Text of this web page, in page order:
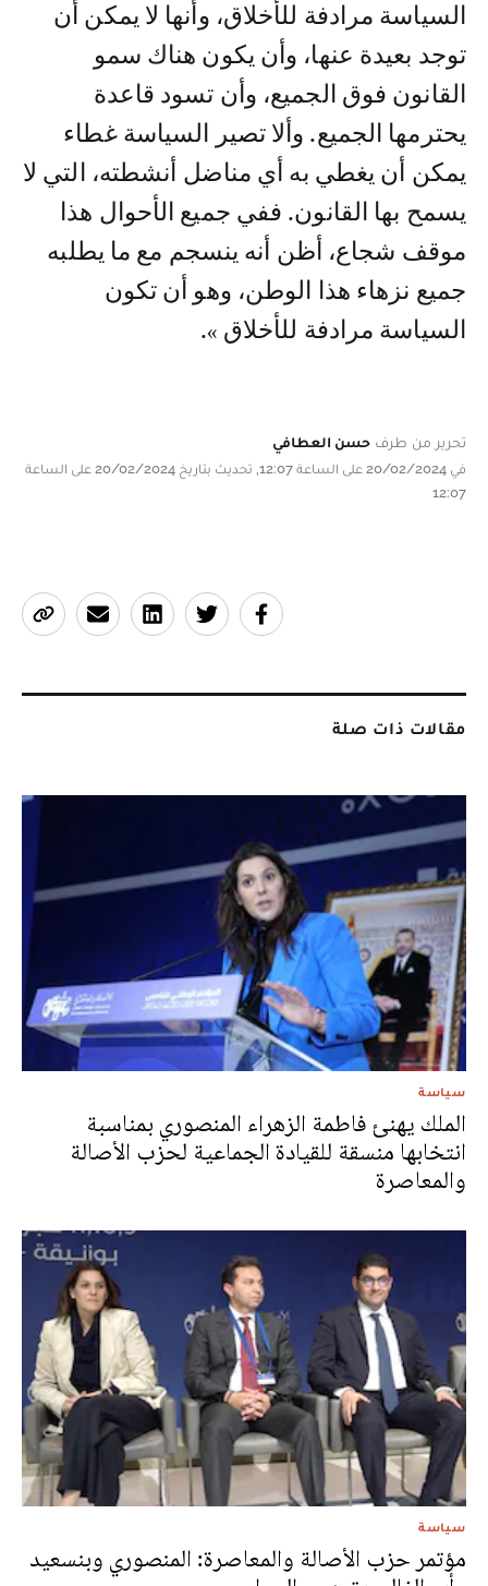
السياسة مرادفة للأخلاق، وأنها لا يمكن أن
توجد بعيدة عنها، وأن يكون هناك سمو
القانون فوق الجميع، وأن تسود قاعدة
يحترمها الجميع. وألا تصير السياسة غطاء
يمكن أن يغطي به أي مناضل أنشطته، التي لا
يسمح بها القانون. ففي جميع الأحوال هذا
موقف شجاع، أظن أنه ينسجم مع ما يطلبه
جميع نزهاء هذا الوطن، وهو أن تكون
السياسة مرادفة للأخلاق ».
تحرير من طرف حسن العطافي
في 20/02/2024 على الساعة 12:07, تحديث بتاريخ 20/02/2024 على الساعة
12:07
مقالات ذات صلة
سياسة
الملك يهنئ فاطمة الزهراء المنصوري بمناسبة
انتخابها منسقة للقيادة الجماعية لحزب الأصالة
والمعاصرة
سياسة
مؤتمر حزب الأصالة والمعاصرة: المنصوري وبنسعيد